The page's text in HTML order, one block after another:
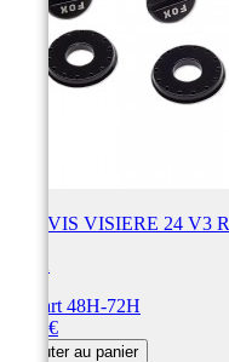
KIT VIS VISIERE 24 V3
Départ 48H-72H
9,99 €
Ajouter au panier